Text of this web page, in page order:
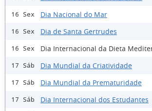
16 Sex Dia Nacional do Mar
16 Sex Dia de Santa Gertrudes
16 Sex Dia Internacional da Dieta
17 Sáb Dia Mundial da Criatividade
17 Sáb Dia Mundial da Prematuridade
17 Sáb Dia Internacional dos Estudantes